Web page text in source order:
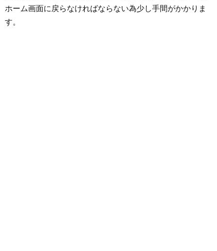
ホーム画面に戻らなければならない為少し手間がかかりま
す。